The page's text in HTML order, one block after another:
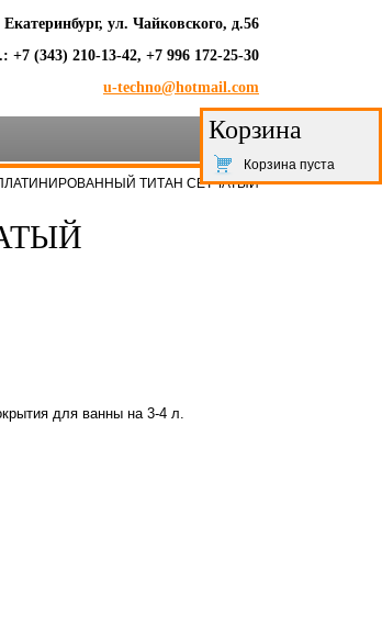
Екатеринбург, ул. Чайковского, д.56
+7 (343) 210-13-42, +7 996 172-25-30
u-techno@hotmail.com
Корзина
Корзина пуста
ТИТАН СЕТЧАТЫЙ
для ванны на 3-4 л.